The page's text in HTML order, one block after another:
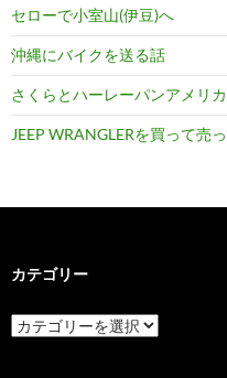
セローで小室山(伊豆)へ
沖縄にバイクを送る話
さくらとハーレーパンアメリカ
JEEP WRANGLERを買って売
カテゴリー
カ
テ